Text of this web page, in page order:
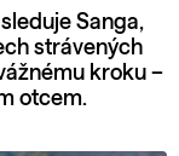
Sanga,
strávených
kroku –
otcem.